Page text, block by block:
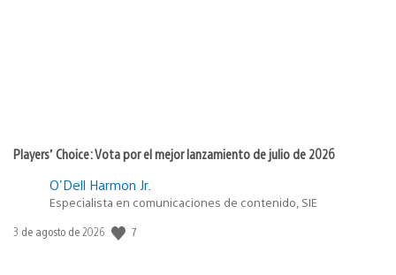
Players’ Choice: Vota por el mejor lanzamiento de julio de 2026
O'Dell Harmon Jr.
Especialista en comunicaciones de contenido, SIE
Fecha
3 de agosto de 2026 7